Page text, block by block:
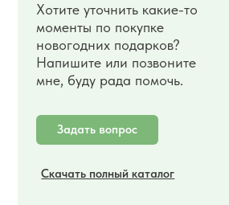
Хотите уточнить какие-то
моменты по покупке
новогодних подарков?
Напишите или позвоните
мне, буду рада помочь.
Задать вопрос
Скачать полный каталог